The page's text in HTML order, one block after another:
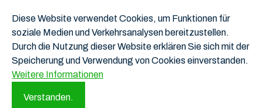
Diese Website verwendet Cookies, um Funktionen für
soziale Medien und Verkehrsanalysen bereitzustellen.
Durch die Nutzung dieser Website erklären Sie sich mit der
Speicherung und Verwendung von Cookies einverstanden.
Weitere Informationen
Verstanden.